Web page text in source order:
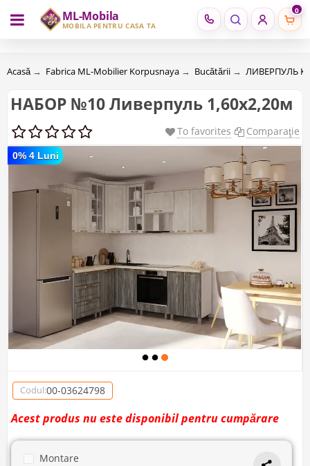
ML-Mobila
MOBILĂ PENTRU CASA TA
0
RU RO
Acasă → Fabrica ML-Mobilier Korpusnaya → Bucătării → ЛИВЕРПУЛЬ
НАБОР №10 Ливерпуль 1,60х2,20м
To favorites Comparaţie
0% 4 Luni
Codul:00-03624798
Acest produs nu este disponibil pentru cumpărare
Montare